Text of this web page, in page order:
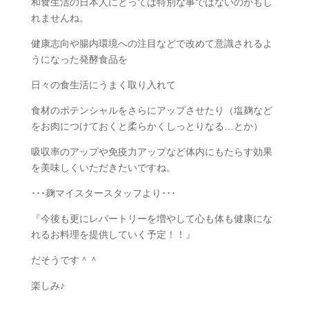
れませんね。
健康志向や腸内環境への注目などで改めて意識されるよ
うになった発酵食品を
日々の食生活にうまく取り入れて
食材のポテンシャルをさらにアップさせたり（塩麹など
をお肉につけておくと柔らかくしっとりなる…とか）
吸収率のアップや免疫力アップなど体内にもたらす効果
を美味しくいただきたいですね。
･･･麹マイスタースタッフより･･･
『今後も更にレパートリーを増やして心も体も健康にな
れるお料理を提供していく予定！！』
だそうです＾＾
楽しみ♪